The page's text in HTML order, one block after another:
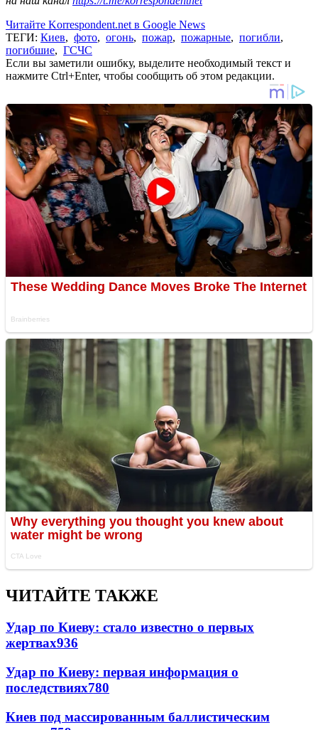
Читайте Korrespondent.net в Google News
ТЕГИ: Киев, фото, огонь, пожар, пожарные, погибли,
погибшие, ГСЧС
Если вы заметили ошибку, выделите необходимый текст и
нажмите Ctrl+Enter, чтобы сообщить об этом редакции.
ЧИТАЙТЕ ТАКЖЕ
Удар по Киеву: стало известно о первых
жертвах936
Удар по Киеву: первая информация о
последствиях780
Киев под массированным баллистическим